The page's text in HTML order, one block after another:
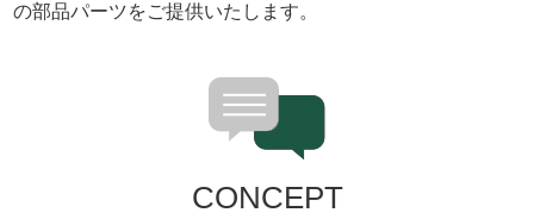
の部品パーツをご提供いたします。
CONCEPT